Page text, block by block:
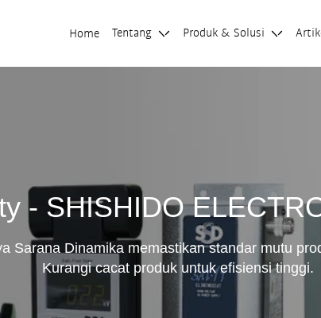
Home Tentang Produk & Solusi
- SHISHIDO
Sarana Dinamika memastikan standar mutu
Kurangi cacat produk untuk efisiensi tinggi.